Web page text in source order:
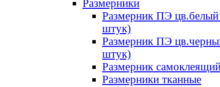
Размерники
Размерник ПЭ цв.белый
штук)
Размерник ПЭ
штук)
Размерник
Размерники тканные